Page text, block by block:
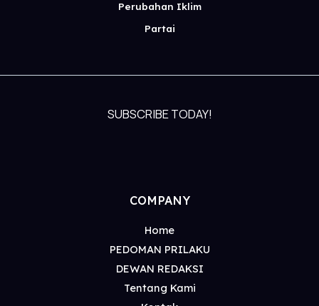
Perubahan Iklim
Partai
SUBSCRIBE TODAY!
COMPANY
Home
PEDOMAN PRILAKU
DEWAN REDAKSI
Tentang Kami